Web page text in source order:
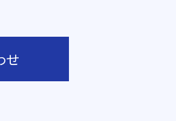
せ